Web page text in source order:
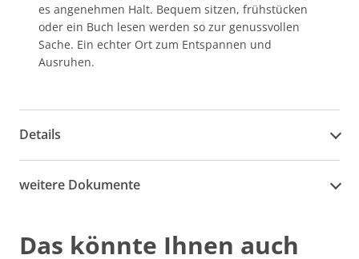
es angenehmen Halt. Bequem sitzen, frühstücken
oder ein Buch lesen werden so zur genussvollen
Sache. Ein echter Ort zum Entspannen und
Ausruhen.
Details
weitere Dokumente
Das könnte Ihnen auch